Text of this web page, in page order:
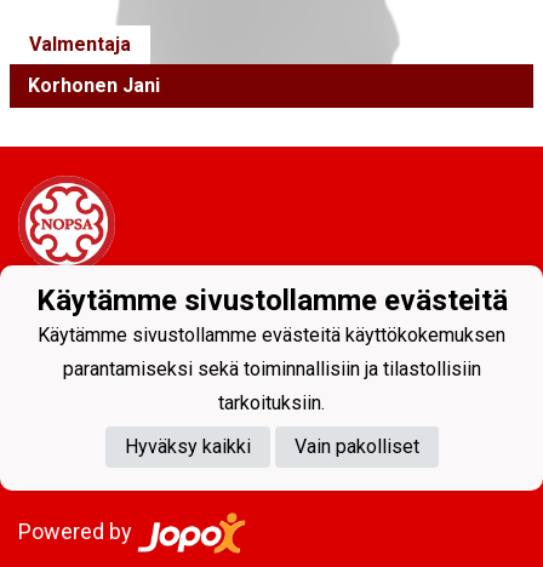
Valmentaja
Korhonen Jani
Tietosuojaseloste
Nastolan Nopsa ry
0151369-2
Powered by
Käytämme sivustollamme evästeitä
Käytämme sivustollamme evästeitä käyttökokemuksen
parantamiseksi sekä toiminnallisiin ja tilastollisiin
tarkoituksiin.
Hyväksy kaikki
Vain pakolliset